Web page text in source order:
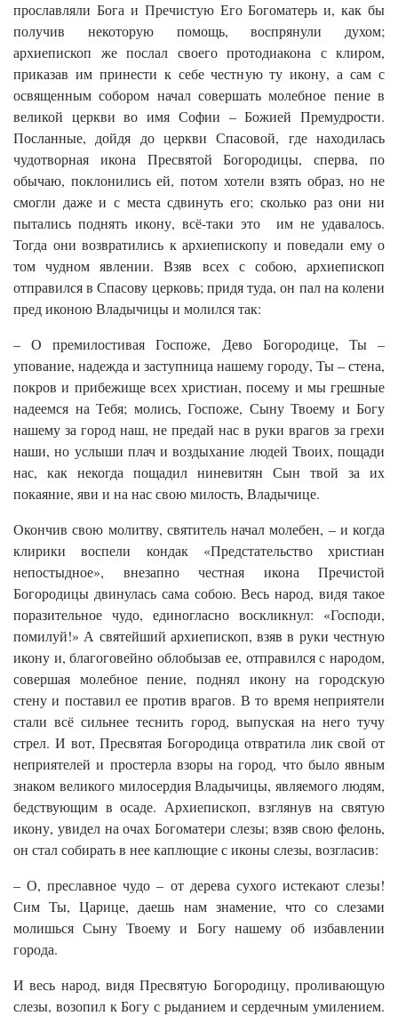
прославляли Бога и Пречистую Его Богоматерь и, как бы
получив некоторую помощь, воспрянули духом;
архиепископ же послал своего протодиакона с клиром,
приказав им принести к себе честную ту икону, а сам с
освященным собором начал совершать молебное пение в
великой церкви во имя Софии – Божией Премудрости.
Посланные, дойдя до церкви Спасовой, где находилась
чудотворная икона Пресвятой Богородицы, сперва, по
обычаю, поклонились ей, потом хотели взять образ, но не
смогли даже и с места сдвинуть его; сколько раз они ни
пытались поднять икону, всё-таки это им не удавалось.
Тогда они возвратились к архиепископу и поведали ему о
том чудном явлении. Взяв всех с собою, архиепископ
отправился в Спасову церковь; придя туда, он пал на колени
пред иконою Владычицы и молился так:
– О премилостивая Госпоже, Дево Богородице, Ты –
упование, надежда и заступница нашему городу, Ты – стена,
покров и прибежище всех христиан, посему и мы грешные
надеемся на Тебя; молись, Госпоже, Сыну Твоему и Богу
нашему за город наш, не предай нас в руки врагов за грехи
наши, но услыши плач и воздыхание людей Твоих, пощади
нас, как некогда пощадил ниневитян Сын твой за их
покаяние, яви и на нас свою милость, Владычице.
Окончив свою молитву, святитель начал молебен, – и когда
клирики воспели кондак «Предстательство христиан
непостыдное», внезапно честная икона Пречистой
Богородицы двинулась сама собою. Весь народ, видя такое
поразительное чудо, единогласно воскликнул: «Господи,
помилуй!» А святейший архиепископ, взяв в руки честную
икону и, благоговейно облобызав ее, отправился с народом,
совершая молебное пение, поднял икону на городскую
стену и поставил ее против врагов. В то время неприятели
стали всё сильнее теснить город, выпуская на него тучу
стрел. И вот, Пресвятая Богородица отвратила лик свой от
неприятелей и простерла взоры на город, что было явным
знаком великого милосердия Владычицы, являемого людям,
бедствующим в осаде. Архиепископ, взглянув на святую
икону, увидел на очах Богоматери слезы; взяв свою фелонь,
он стал собирать в нее каплющие с иконы слезы, возгласив:
– О, преславное чудо – от дерева сухого истекают слезы!
Сим Ты, Царице, даешь нам знамение, что со слезами
молишься Сыну Твоему и Богу нашему об избавлении
города.
И весь народ, видя Пресвятую Богородицу, проливающую
слезы, возопил к Богу с рыданием и сердечным умилением.